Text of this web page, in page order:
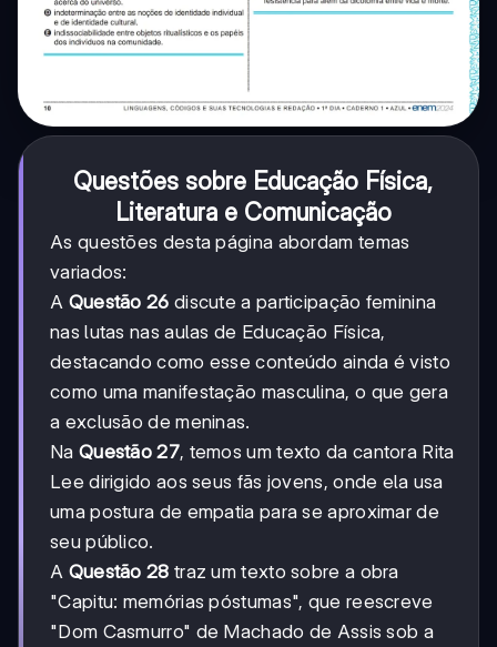
Questões sobre Educação Física,
Literatura e Comunicação
As questões desta página abordam temas
variados:
A Questão 26 discute a participação feminina
nas lutas nas aulas de Educação Física,
destacando como esse conteúdo ainda é visto
como uma manifestação masculina, o que gera
a exclusão de meninas.
Na Questão 27, temos um texto da cantora Rita
Lee dirigido aos seus fãs jovens, onde ela usa
uma postura de empatia para se aproximar de
seu público.
A Questão 28 traz um texto sobre a obra
"Capitu: memórias póstumas", que reescreve
"Dom Casmurro" de Machado de Assis sob a